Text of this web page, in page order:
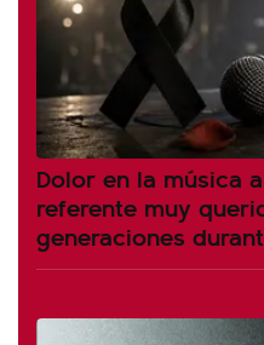
Dolor en la música
referente muy
generaciones